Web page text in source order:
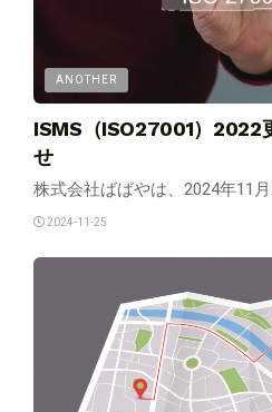
ANOTHER
ISMS（ISO27001）2022
せ
株式会社ばばやは、2024年11月
2024-11-25